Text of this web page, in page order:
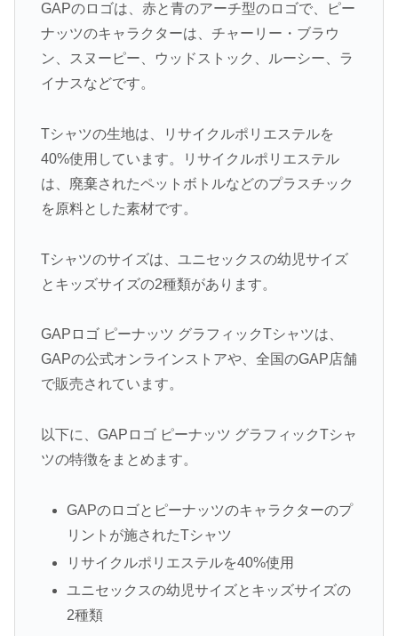
GAPのロゴは、赤と青のアーチ型のロゴで、ピー
ナッツのキャラクターは、チャーリー・ブラウ
ン、スヌーピー、ウッドストック、ルーシー、ラ
イナスなどです。
Tシャツの生地は、リサイクルポリエステルを
40%使用しています。リサイクルポリエステル
は、廃棄されたペットボトルなどのプラスチック
を原料とした素材です。
Tシャツのサイズは、ユニセックスの幼児サイズ
とキッズサイズの2種類があります。
GAPロゴ ピーナッツ グラフィックTシャツは、
GAPの公式オンラインストアや、全国のGAP店舗
で販売されています。
以下に、GAPロゴ ピーナッツ グラフィックTシャ
ツの特徴をまとめます。
GAPのロゴとピーナッツのキャラクターのプ
リントが施されたTシャツ
リサイクルポリエステルを40%使用
ユニセックスの幼児サイズとキッズサイズの
2種類